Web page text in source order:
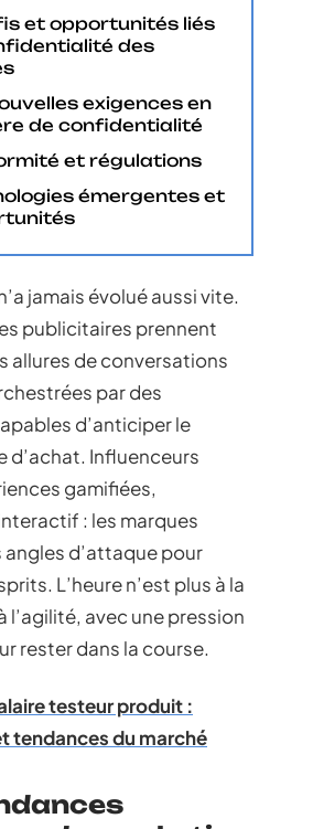
et opportunités liés
des
exigences en
de confidentialité
et régulations
émergentes et
jamais évolué aussi vite.
publicitaires prennent
allures de conversations
par des
d’anticiper le
d’achat. Influenceurs
gamifiées,
: les marques
d’attaque pour
L’heure n’est plus à la
l’agilité, avec une pression
rester dans la course.
testeur produit :
tendances du marché